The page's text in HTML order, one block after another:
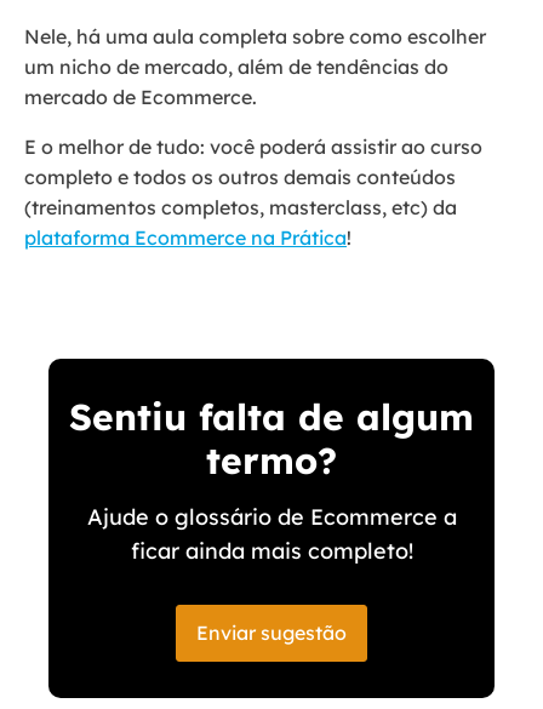
Nele, há uma aula completa sobre como escolher
um nicho de mercado, além de tendências do
mercado de Ecommerce.
E o melhor de tudo: você poderá assistir ao curso
completo e todos os outros demais conteúdos
(treinamentos completos, masterclass, etc) da
plataforma Ecommerce na Prática!
Sentiu falta de algum
termo?
Ajude o glossário de Ecommerce a
ficar ainda mais completo!
Enviar sugestão